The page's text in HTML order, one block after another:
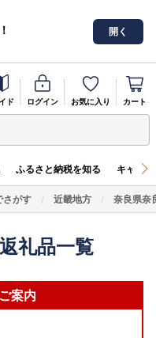
開く
ド ログイン お気に入り カート
ふるさと納税を知る キャン
さがす 近畿地方 奈良県奈
礼品一覧
案内